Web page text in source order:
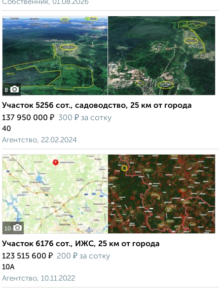
Собственник, 01.08.2026
8
Участок 5256 сот., садоводство, 25 км от города
137 950 000 ₽ 300 ₽ за сотку
40
Агентство, 22.02.2024
10
Участок 6176 сот., ИЖС, 25 км от города
123 515 600 ₽ 200 ₽ за сотку
10А
Агентство, 10.11.2022